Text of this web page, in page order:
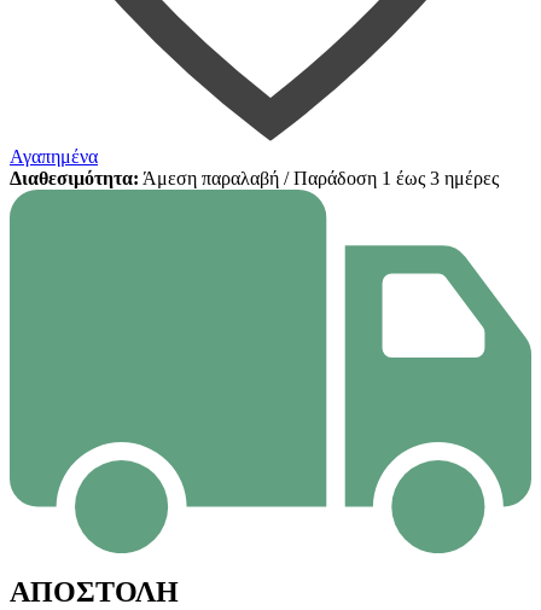
Αγαπημένα
Διαθεσιμότητα: Άμεση παραλαβή / Παράδoση 1 έως 3 ημέρες
ΑΠΟΣΤΟΛΗ